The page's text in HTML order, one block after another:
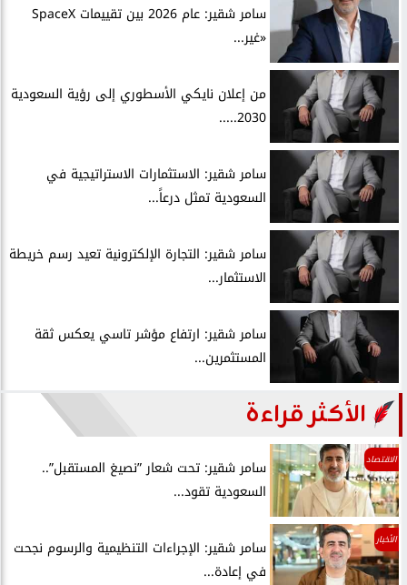
سامر شقير: عام 2026 بين تقييمات SpaceX
«غير...
من إعلان نايكي الأسطوري إلى رؤية السعودية
2030.....
سامر شقير: الاستثمارات الاستراتيجية في
السعودية تمثل درعاً...
سامر شقير: التجارة الإلكترونية تعيد رسم خريطة
الاستثمار...
سامر شقير: ارتفاع مؤشر تاسي يعكس ثقة
المستثمرين...
الأكثر قراءة
الاقتصاد
سامر شقير: تحت شعار ”نصيغ المستقبل”..
السعودية تقود...
الأخبار
سامر شقير: الإجراءات التنظيمية والرسوم نجحت
في إعادة...